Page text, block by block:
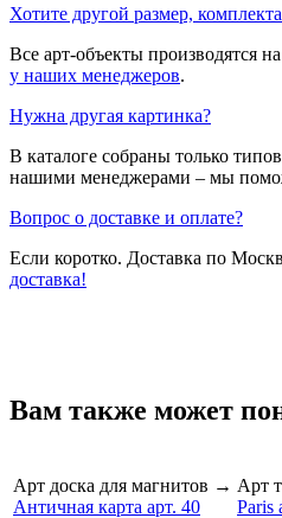
Хотите другой размер,
Все арт-объекты производятся
у наших менеджеров.
Нужна другая картинка?
В каталоге собраны только
нашими менеджерами – мы
Вопрос о доставке и оплате?
Если коротко. Доставка по
доставка!
Вам также может
Арт доска для магнитов →
Античная карта арт. 40
Арт
Paris